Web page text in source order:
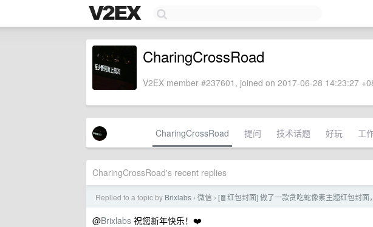
CharingCrossRoad
V2EX member #237601, joined on 2017-06-28 14:23:27
CharingCrossRoad 提问 技术话题 好玩 工
CharingCrossRoad's recent replies
Replied to a topic by Brixlabs › 微信 › [🧧红包封面] 做了一款贪吃蛇像素主题红包封面
@Brixlabs 祝您新年快乐！❤️